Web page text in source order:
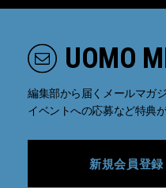
UOMO
編集部から届くメールマガ
イベントへの応募など特典
新規会員登録